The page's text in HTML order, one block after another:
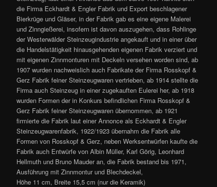
die Firma Eckhardt & Engler Fabrik und Export beschlagener
Bierkrüge und Gläser, in der Fabrik gab es eine eigene Malerei
und Zinngießerei, insofern ist davon auszugehen, dass Rohlinge
der Westerwälder Steinzeugindustrie angekauft und in einer über
die Handelstätigkeit hinausgehenden eigenen Fabrik verziert und
mit eigenen Zinnmonturen mit Deckeln versehen worden sind, ab
1907 wurden nachweislich auch Fabrikate der Firma Rosskopf &
Gerz Fabrik feiner Steinzeugwaren vertrieben, ab 1914 stellte die
Firma auch Steinzeug in einer zugekauften Eulerei her, ab 1918
wurden Formen der in Konkurs befindlichen Firma Rosskopf &
Gerz Fabrik feiner Steinzeugwaren übernommen, ab 1921
firmierte die Fabrik laut einer Annonce als Eckhardt & Engler
Steinzeugwarenfabrik, 1922/1923 übernahm die Fabrik alle
Formen von Rosskopf & Gerz, neben Werksentwürfen kaufte die
Fabrik auch Entwürfe von Albin Müller, Karl Görig, Leonhard
Hellmuth und Bruno Mauder an, die Fabrik bestand bis 1971,
Ausführung mit Zinnmontur und Blechdeckel,
Höhe 11 cm, Breite 15,5 cm (nur die Keramik)